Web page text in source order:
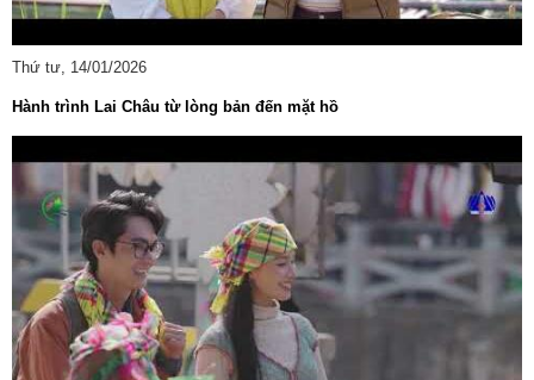
Thứ tư, 14/01/2026
Hành trình Lai Châu từ lòng bản đến mặt hồ